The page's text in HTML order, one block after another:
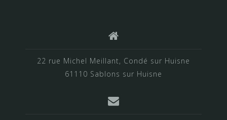
22 rue Michel Meillant, Condé sur Huisne
61110 Sablons sur Huisne